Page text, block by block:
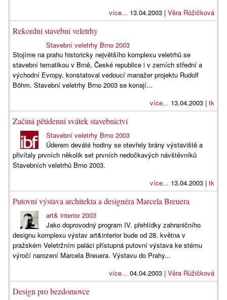
více... 13.04.2003 | Věra Růžičková
Rekordní stavební veletrhy
Stavební veletrhy Brno 2003
Stojíme na prahu historicky největšího komplexu veletrhů se
stavební tematikou v Brně, České republice i v zemích střední a
východní Evropy, konstatoval vedoucí manažer projektu Rudolf
Böhm. Stavební veletrhy Brno 2003 se konají...
více... 13.04.2003 | tk
Začíná pětidenní svátek stavebnictví
Stavební veletrhy Brno 2003
Úderem deváté hodiny se otevřely brány výstaviště a
přivítaly prvních několik set prvních nedočkavých návštěvníků
Stavebních veletrhů Brno 2003.
více... 13.04.2003 | tk
Putovní výstava architekta a designéra Marcela Breuera
art& interior 2003
Jako doprovodný program IV. přehlídky zahraničního
designu komplexu výstav art&interior bude od 28. května v
pražském Veletržním paláci přístupná putovní výstava ke stému
výročí narození Marcela Breuera. Výstavu do Prahy...
více... 04.04.2003 | Věra Růžičková
Design pro bezdomovce